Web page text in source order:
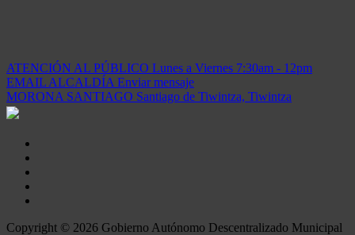
ATENCIÓN AL PÚBLICO Lunes a Viernes 7:30am - 12pm
EMAIL ALCALDÍA Enviar mensaje
MORONA SANTIAGO Santiago de Tiwintza, Tiwintza
Copyright © 2026 Gobierno Autónomo Descentralizado Municipal